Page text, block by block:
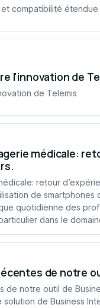
compatibilité étendue
l'innovation de
de Telemis
médicale:
retour
de smartphones
quotidienne des
dans le
de notre
de notre outil de
de Business